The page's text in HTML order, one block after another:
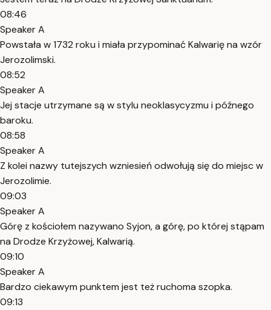
08:46
Speaker A
Powstała w 1732 roku i miała przypominać Kalwarię na wzór
Jerozolimski.
08:52
Speaker A
Jej stacje utrzymane są w stylu neoklasycyzmu i późnego
baroku.
08:58
Speaker A
Z kolei nazwy tutejszych wzniesień odwołują się do miejsc w
Jerozolimie.
09:03
Speaker A
Górę z kościołem nazywano Syjon, a górę, po której stąpam
na Drodze Krzyżowej, Kalwarią.
09:10
Speaker A
Bardzo ciekawym punktem jest też ruchoma szopka.
09:13